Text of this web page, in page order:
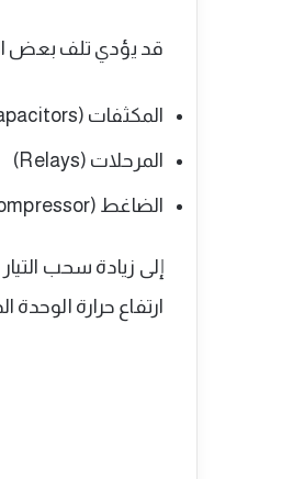
قد يؤدي تلف بعض
المكثفات (Capacitors)
المرحلات (Relays)
الضاغط (Compressor)
ارتفاع حرارة